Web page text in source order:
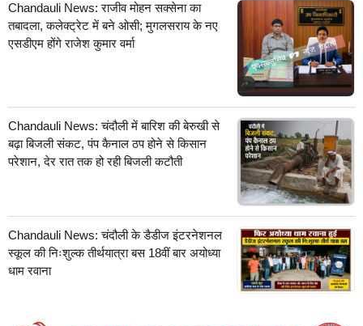
Chandauli News: राजीव मोहन सक्सेना का
तबादला, कलेक्ट्रेट में बने ओसी; मुगलसराय के नए
एसडीएम होंगे राजेश कुमार वर्मा
Chandauli News: चंदौली में बारिश की बेरुखी से
बढ़ा बिजली संकट, पंप कैनाल ठप होने से किसान
परेशान, देर रात तक हो रही बिजली कटौती
Chandauli News: चंदौली के डैडीज इंटरनेशनल
स्कूल की निःशुल्क तीर्थयात्रा बस 18वीं बार अयोध्या
धाम रवाना